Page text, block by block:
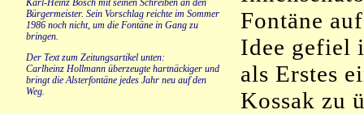
Karl-Heinz Bösch mit seinen Schreiben an den
Bürgermeister. Sein Vorschlag reichte im Sommer
1986 noch nicht, um die Fontäne in Gang zu
bringen.
Der Text zum Zeitungsartikel unten:
Carlheinz Hollmann überzeugte hartnäckiger und
bringt die Alsterfontäne jedes Jahr neu auf den
Weg.
Fontäne
Idee gefiel
als Erstes
Kossak zu